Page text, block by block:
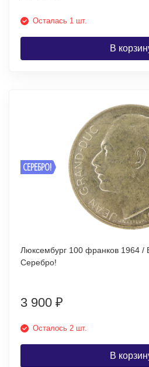
Осталась 1 шт.
В
СЕРЕБРО!
Люксембург 100 франков 1964 /
Серебро!
3 900 ₽
Осталось 2 шт.
В